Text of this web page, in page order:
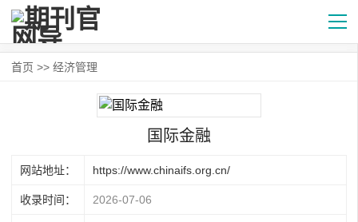
首页 >> 经济管理
国际金融
网站地址： https://www.chinaifs.org.cn/
收录时间： 2026-07-06